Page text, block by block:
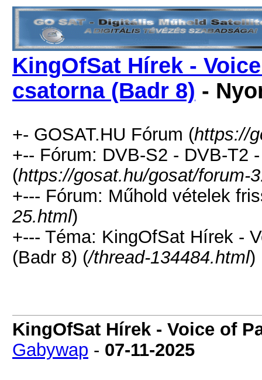
KingOfSat Hírek -
csatorna (Badr 8) -
+- GOSAT.HU Fórum (https://
+-- Fórum: DVB-S2 - DVB-T2
(https://gosat.hu/gosat/forum-
+--- Fórum: Műhold vételek
25.html)
+--- Téma: KingOfSat Hírek -
(Badr 8) (/thread-134484.html)
KingOfSat Hírek - Voice of
Gabywap - 07-11-2025